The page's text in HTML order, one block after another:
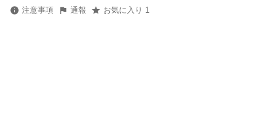
注意事項 通報 お気に入り 1